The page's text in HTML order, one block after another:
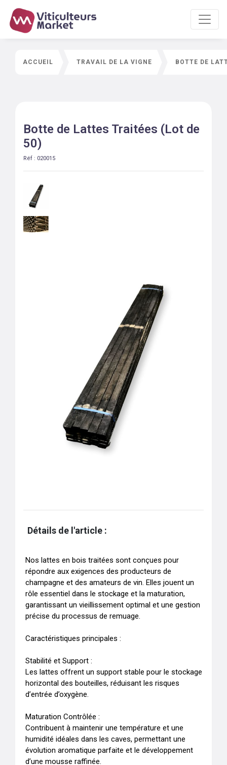
ACCUEIL TRAVAIL DE LA VIGNE BOTTE DE
Botte de Lattes Traitées (Lot de
50)
Réf : 020015
Détails de l'article :
Nos lattes en bois traitées sont conçues pour
répondre aux exigences des producteurs de
champagne et des amateurs de vin. Elles jouent un
rôle essentiel dans le stockage et la maturation,
garantissant un vieillissement optimal et une gestion
précise du processus de remuage.
Caractéristiques principales :
Stabilité et Support :
Les lattes offrent un support stable pour le stockage
horizontal des bouteilles, réduisant les risques
d’entrée d’oxygène.
Maturation Contrôlée :
Contribuent à maintenir une température et une
humidité idéales dans les caves, permettant une
évolution aromatique parfaite et le développement
d’une mousse raffinée.